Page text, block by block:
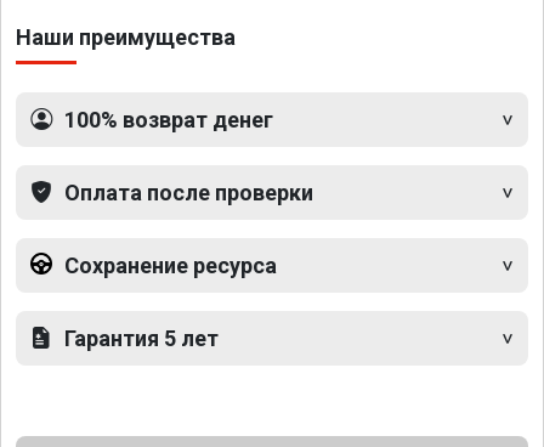
Наши преимущества
100% возврат денег
Оплата после проверки
Сохранение ресурса
Гарантия 5 лет